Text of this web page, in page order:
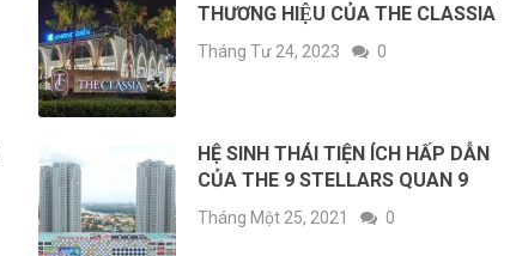
THƯƠNG HIỆU CỦA THE CLASSIA
Tháng Tư 24, 2023 0
HỆ SINH THÁI TIỆN ÍCH HẤP DẪN
CỦA THE 9 STELLARS QUAN 9
Tháng Một 25, 2021 0